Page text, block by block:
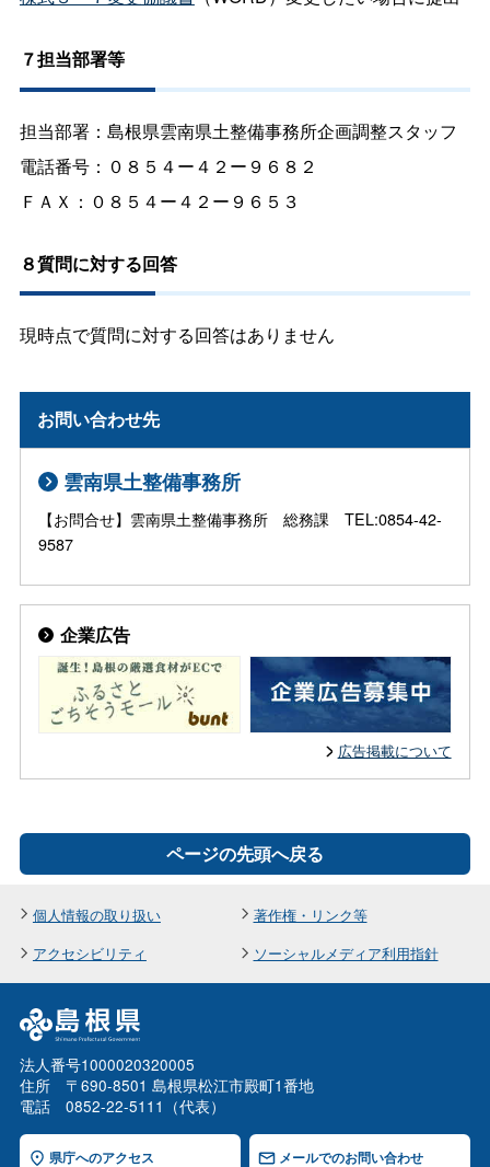
７担当部署等
担当部署：島根県雲南県土整備事務所企画調整スタッフ
電話番号：０８５４ー４２ー９６８２
ＦＡＸ：０８５４ー４２ー９６５３
８質問に対する回答
現時点で質問に対する回答はありません
お問い合わせ先
雲南県土整備事務所
【お問合せ】雲南県土整備事務所 総務課 TEL:0854-42-
9587
企業広告
広告掲載について
ページの先頭へ戻る
個人情報の取り扱い
著作権・リンク等
アクセシビリティ
ソーシャルメディア利用指針
法人番号1000020320005
住所 〒690-8501 島根県松江市殿町1番地
電話 0852-22-5111（代表）
県庁へのアクセス メールでのお問い合わせ